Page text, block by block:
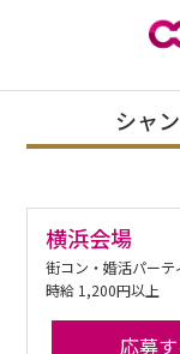
シャ
横浜会場
街コン・婚活パーテ
時給 1,200円以上
応募